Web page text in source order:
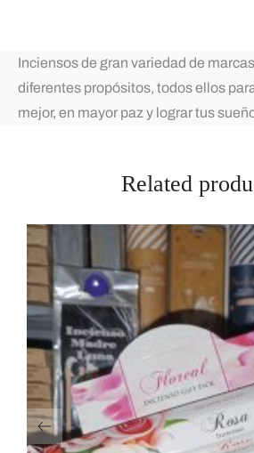
Inciensos de gran variedad de
diferentes propósitos, todos ellos
mejor, en mayor paz y lograr tus
Related